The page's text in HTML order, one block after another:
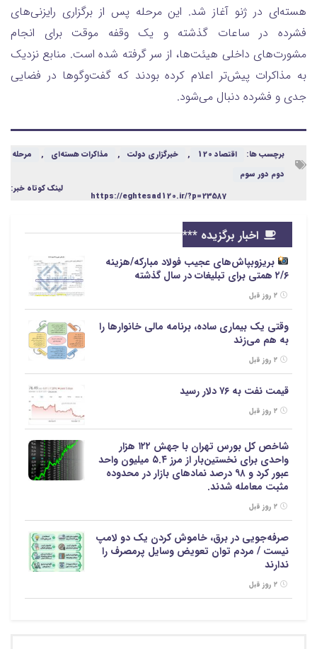
هسته‌ای در ژنو آغاز شد. این مرحله پس از برگزاری رایزنی‌های
فشرده در ساعات گذشته و یک وقفه موقت برای انجام
مشورت‌های داخلی هیئت‌ها، از سر گرفته شده است. منابع نزدیک
به مذاکرات پیش‌تر اعلام کرده بودند که گفت‌وگوها در فضایی
جدی و فشرده دنبال می‌شود.
برچسب ها: اقتصاد 120 , خبرگزاری دولت , مذاکرات هسته‌ای ,
مرحله
دوم دور سوم
لینک کوتاه خبر:
https://eghtesad120.ir/?p=23587
اخبار برگزیده ***
بریزوبپاش‌های عجیب فولاد مبارکه/هزینه
۲/۶ همتی برای تبلیغات در سال گذشته
وقتی یک بیماری ساده، برنامه مالی خانوارها را
به هم می‌زند
قیمت نفت به ۷۶ دلار رسید
شاخص کل بورس تهران با جهش ۱۲۲ هزار
واحدی برای نخستین‌بار از مرز ۵.۴ میلیون واحد
عبور کرد و ۹۸ درصد نمادهای بازار در محدوده
مثبت معامله شدند.
صرفه‌جویی در برق، خاموش کردن یک دو لامپ
نیست / مردم توان تعویض وسایل پرمصرف را
ندارند